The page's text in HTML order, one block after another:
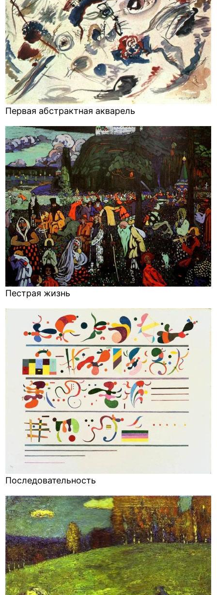
Первая абстрактная акварель
Пестрая жизнь
Последовательность